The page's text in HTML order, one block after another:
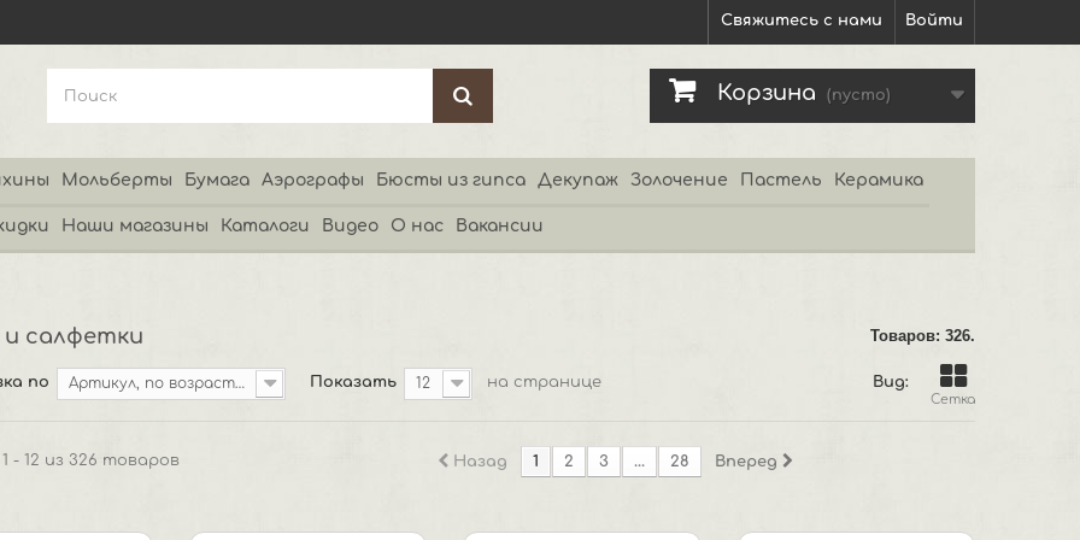
Войти
Свяжитесь с нами
Корзина (пусто)
Мольберты Бумага Аэрографы Бюсты из гипса Декупаж Золочение Пастель Керамика
Наши магазины Каталоги Видео О нас Вакансии
и салфетки Товаров: 326.
Вид:
Сетка
по Артикул, по возрастанию Показать 12 на странице
Назад 1 2 3 ... 28 Вперед
- 12 из 326 товаров